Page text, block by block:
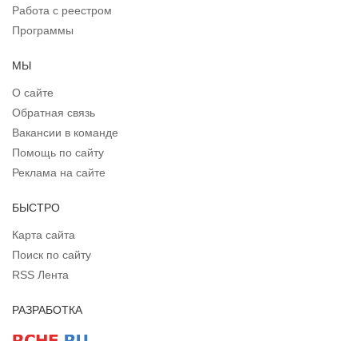
Работа с реестром
Программы
МЫ
О сайте
Обратная связь
Вакансии в команде
Помощь по сайту
Реклама на сайте
БЫСТРО
Карта сайта
Поиск по сайту
RSS Лента
РАЗРАБОТКА